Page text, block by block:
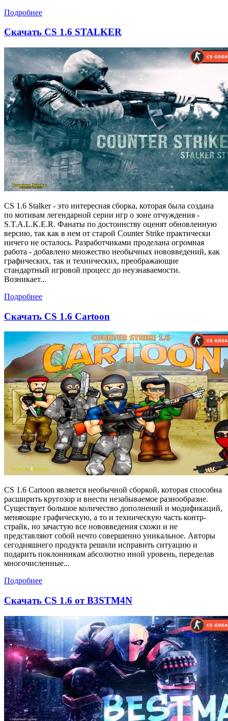
Подробнее
Скачать CS 1.6 STALKER
CS 1.6 Stalker - это интересная сборка, которая была создана
по мотивам легендарной серии игр о зоне отчуждения -
S.T.A.L.K.E.R. Фанаты по достоинству оценят обновленную
версию, так как в нем от старой Counter Strike практически
ничего не осталось. Разработчиками проделана огромная
работа - добавлено множество необычных нововведений, как
графических, так и технических, преображающие
стандартный игровой процесс до неузнаваемости.
Возникает...
Подробнее
Скачать CS 1.6 Cartoon
CS 1.6 Cartoon является необычной сборкой, которая способна
расширить кругозор и внести незабываемое разнообразие.
Существует большое количество дополнений и модификаций,
меняющие графическую, а то и техническую часть контр-
страйк, но зачастую все нововведения схожи и не
представляют собой нечто совершенно уникальное. Авторы
сегодняшнего продукта решили исправить ситуацию и
подарить поклонникам абсолютно иной уровень, переделав
многочисленные...
Подробнее
Скачать CS 1.6 от B3STM4N